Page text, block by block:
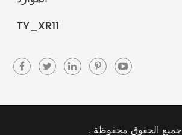
TY_XR11
جميع الحقوق محفوظة .